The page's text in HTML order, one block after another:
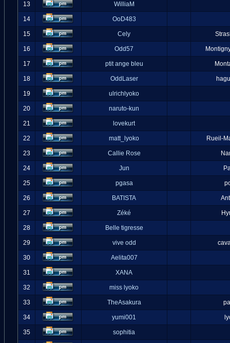
13 WilliaM
14 OoD483
15 Cely
16 Odd57
17 ptit ange bleu
18 OddLaser
19 ulrichlyoko
20 naruto-kun
21 lovekurt
22 matt_lyoko Rueil-
23 Callie Rose
24 Jun
25 pgasa
26 BATISTA
27 Zéké
28 Belle tigresse
29 vive odd
30 Aelita007
31 XANA
32 miss lyoko
33 TheAsakura
34 yumi001
35 sophitia